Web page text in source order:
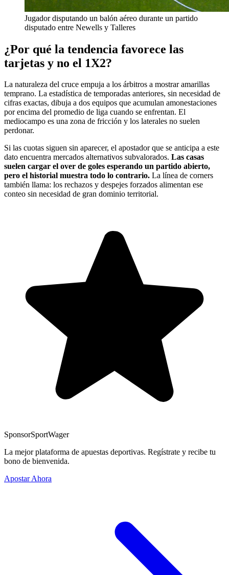
Jugador disputando un balón aéreo durante un partido
disputado entre Newells y Talleres
¿Por qué la tendencia favorece las
tarjetas y no el 1X2?
La naturaleza del cruce empuja a los árbitros a mostrar amarillas
temprano. La estadística de temporadas anteriores, sin necesidad de
cifras exactas, dibuja a dos equipos que acumulan amonestaciones
por encima del promedio de liga cuando se enfrentan. El
mediocampo es una zona de fricción y los laterales no suelen
perdonar.
Si las cuotas siguen sin aparecer, el apostador que se anticipa a este
dato encuentra mercados alternativos subvalorados. Las casas
suelen cargar el over de goles esperando un partido abierto,
pero el historial muestra todo lo contrario. La línea de corners
también llama: los rechazos y despejes forzados alimentan ese
conteo sin necesidad de gran dominio territorial.
SponsorSportWager
La mejor plataforma de apuestas deportivas. Regístrate y recibe tu
bono de bienvenida.
Apostar Ahora